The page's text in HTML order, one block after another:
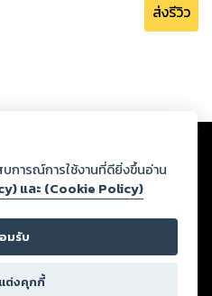
ส่งรีวิว
ไซต์และปรากฏว่าละเมิดสิทธิใน
อกฎหมายและศีลธรรม ดังนั้น ผู้อ่าน
องด้วยตนเอง และหากท่านพบว่าส่วน
ณาแจ้งมายังบริษัท เพื่อทีมงานจะได้
ขอสงวนลิขสิทธิ์ตามพระราชบัญญัติ
บการณ์การใช้งานที่ดียิ่งขึ้นอ่าน
และ (Cookie Policy)
มรับ
ต่งคุกกี้